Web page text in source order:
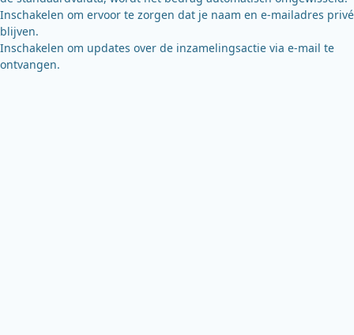
Inschakelen om ervoor te zorgen dat je naam en e-mailadres privé
blijven.
Inschakelen om updates over de inzamelingsactie via e-mail te
ontvangen.